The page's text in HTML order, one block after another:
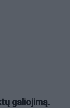
galiojimą.